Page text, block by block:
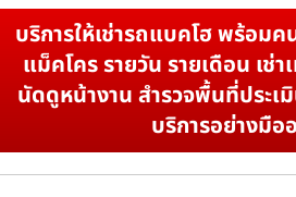
บริการให้เช่ารถแบคโฮ พร้อมค
แม็คโคร รายวัน รายเดือน เช่
นัดดูหน้างาน สำรวจพื้นที่ประเ
บริการอย่างมือ